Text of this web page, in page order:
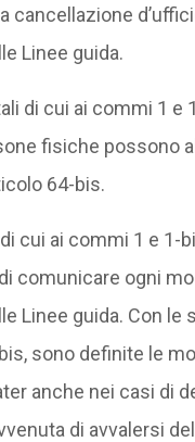
cancellazione
Linee guida.
di cui ai commi 1
fisiche possono
64-bis.
cui ai commi 1 e 1-
comunicare ogni
Linee guida. Con
sono definite le
anche nei casi di
di avvalersi